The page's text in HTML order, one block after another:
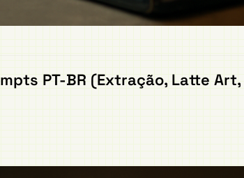
PT-BR (Extração, Latte